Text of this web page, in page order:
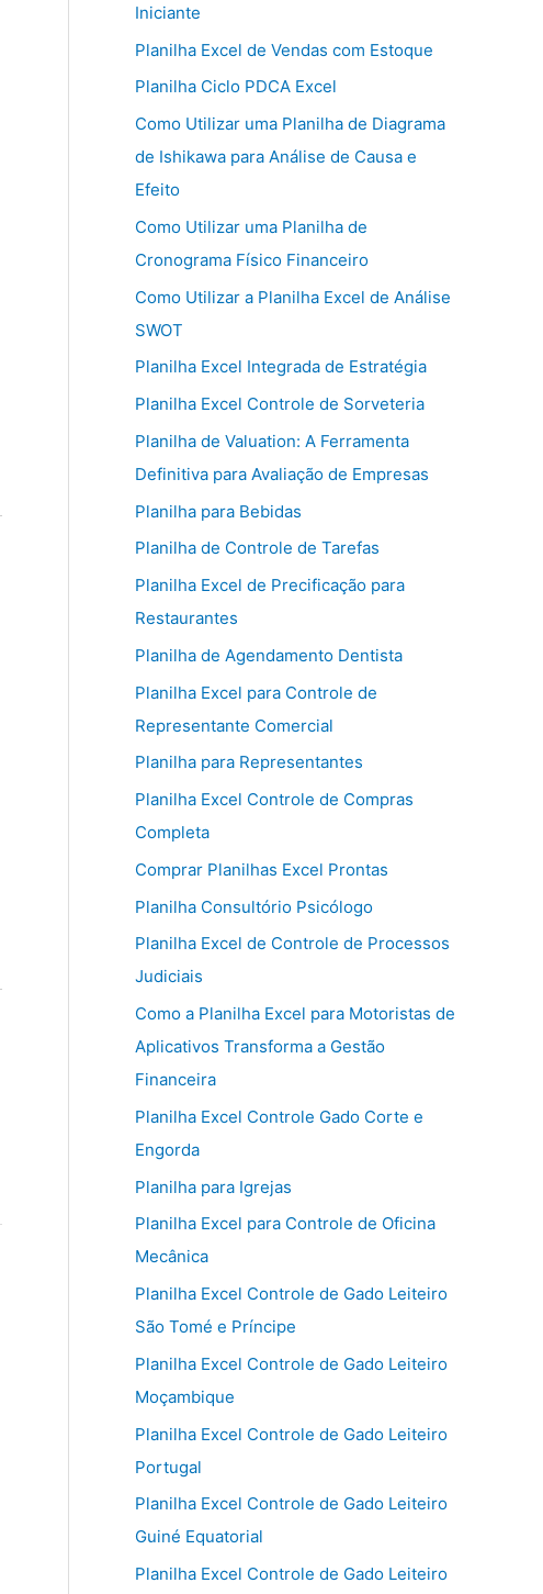
Iniciante
Planilha Excel de Vendas com Estoque
Planilha Ciclo PDCA Excel
Como Utilizar uma Planilha de Diagrama
de Ishikawa para Análise de Causa e
Efeito
Como Utilizar uma Planilha de
Cronograma Físico Financeiro
Como Utilizar a Planilha Excel de Análise
SWOT
Planilha Excel Integrada de Estratégia
Planilha Excel Controle de Sorveteria
Planilha de Valuation: A Ferramenta
Definitiva para Avaliação de Empresas
Planilha para Bebidas
Planilha de Controle de Tarefas
Planilha Excel de Precificação para
Restaurantes
Planilha de Agendamento Dentista
Planilha Excel para Controle de
Representante Comercial
Planilha para Representantes
Planilha Excel Controle de Compras
Completa
Comprar Planilhas Excel Prontas
Planilha Consultório Psicólogo
Planilha Excel de Controle de Processos
Judiciais
Como a Planilha Excel para Motoristas de
Aplicativos Transforma a Gestão
Financeira
Planilha Excel Controle Gado Corte e
Engorda
Planilha para Igrejas
Planilha Excel para Controle de Oficina
Mecânica
Planilha Excel Controle de Gado Leiteiro
São Tomé e Príncipe
Planilha Excel Controle de Gado Leiteiro
Moçambique
Planilha Excel Controle de Gado Leiteiro
Portugal
Planilha Excel Controle de Gado Leiteiro
Guiné Equatorial
Planilha Excel Controle de Gado Leiteiro